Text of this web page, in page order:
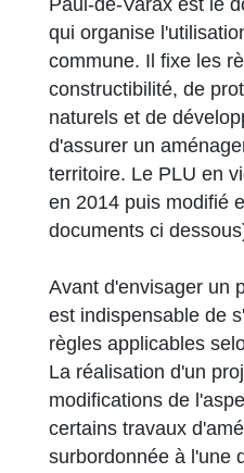
Paul-de-Varax est le
qui organise
commune. Il fixe les
constructibilité, de
naturels et de
d'assurer un
territoire. Le PLU en
en 2014 puis modifié
documents ci
Avant d'envisager un
est indispensable de
règles applicables
La réalisation d'un
modifications de
certains travaux
surbordonnée à l'une